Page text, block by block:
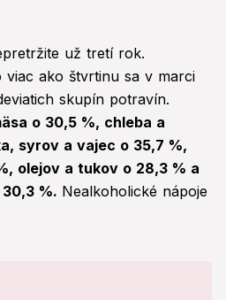
už tretí rok.
viac ako štvrtinu sa v marci
skupín potravín.
o 30,5 %, chleba a
syrov a vajec o 35,7 %,
olejov a tukov o 28,3 % a
%. Nealkoholické nápoje